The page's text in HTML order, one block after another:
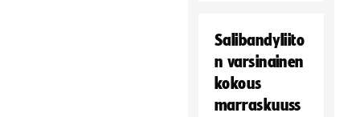
Salibandyliito
n varsinainen
kokous
marraskuuss